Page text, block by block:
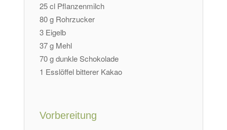
25 cl Pflanzenmilch
80 g Rohrzucker
3 Eigelb
37 g Mehl
70 g dunkle Schokolade
1 Esslöffel bitterer Kakao
Vorbereitung